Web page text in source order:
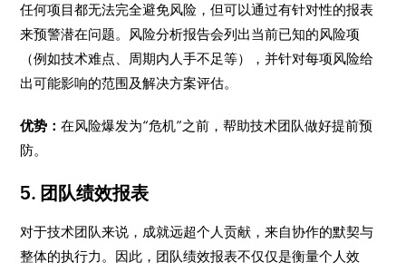
任何项目都无法完全避免风险，但可以通过有针对性的报表
来预警潜在问题。风险分析报告会列出当前已知的风险项
（例如技术难点、周期内人手不足等），并针对每项风险给
出可能影响的范围及解决方案评估。
优势：在风险爆发为“危机”之前，帮助技术团队做好提前预
防。
5. 团队绩效报表
对于技术团队来说，成就远超个人贡献，来自协作的默契与
整体的执行力。因此，团队绩效报表不仅仅是衡量个人效